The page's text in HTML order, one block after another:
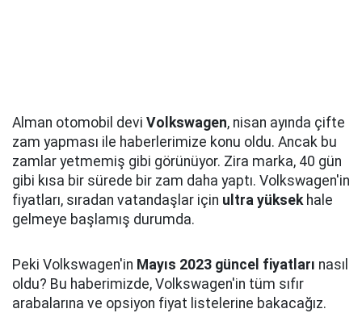
Alman otomobil devi Volkswagen, nisan ayında çifte
zam yapması ile haberlerimize konu oldu. Ancak bu
zamlar yetmemiş gibi görünüyor. Zira marka, 40 gün
gibi kısa bir sürede bir zam daha yaptı. Volkswagen'in
fiyatları, sıradan vatandaşlar için ultra yüksekhale
gelmeye başlamış durumda.
Peki Volkswagen'in Mayıs 2023 güncel fiyatları nasıl
oldu? Bu haberimizde, Volkswagen'in tüm sıfır
arabalarına ve opsiyon fiyat listelerine bakacağız.